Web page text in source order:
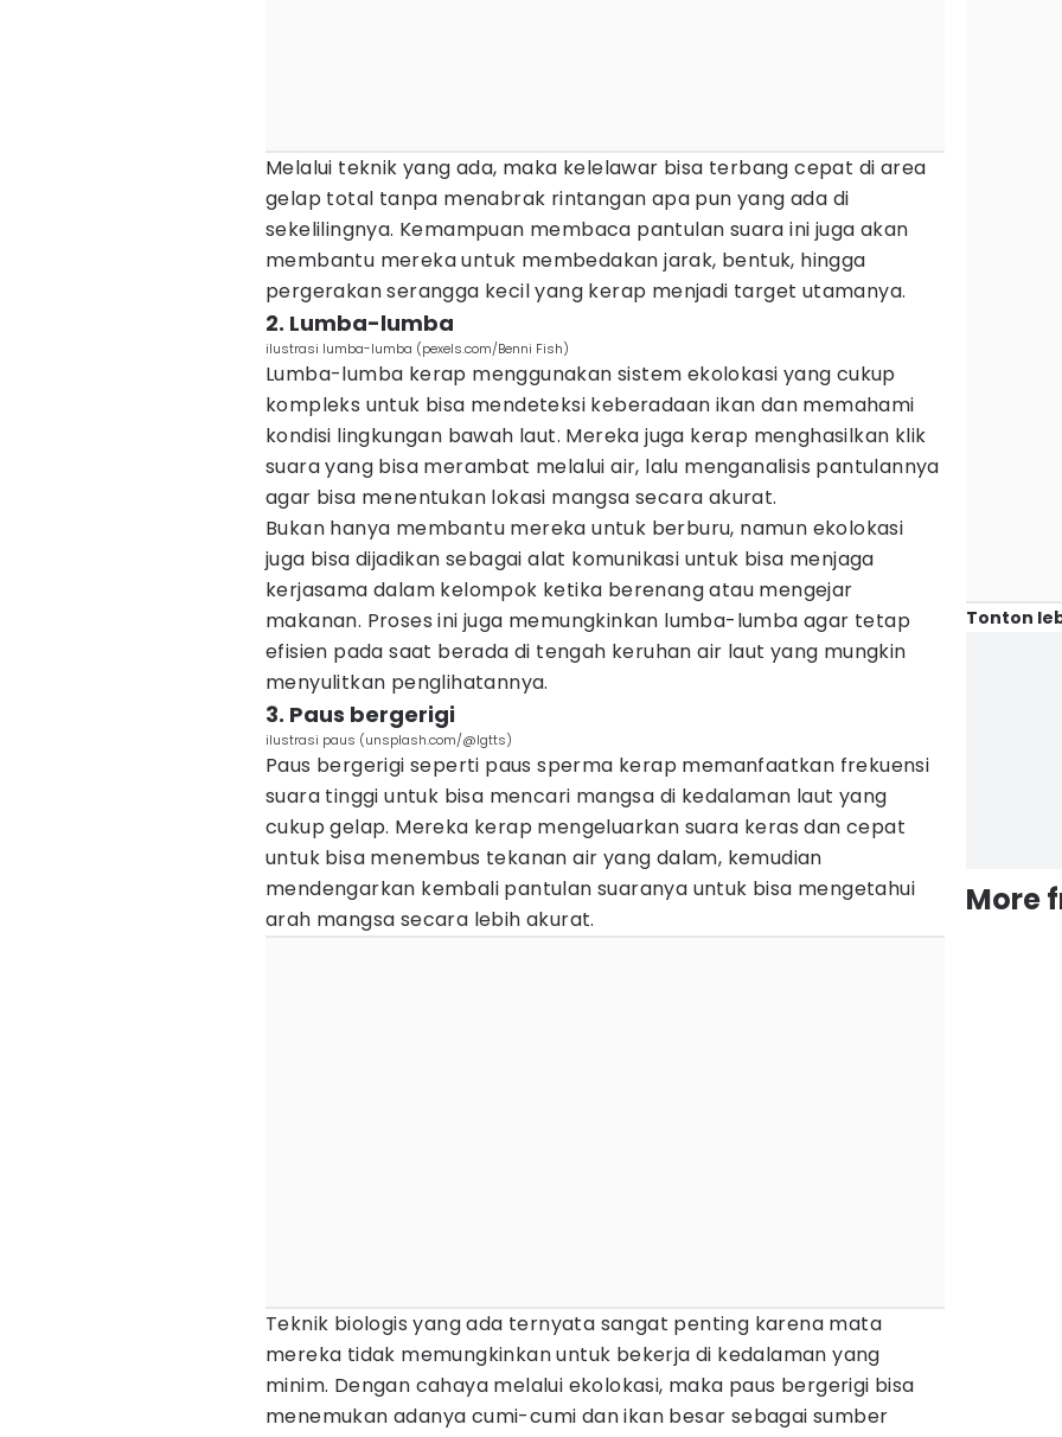
Melalui teknik yang ada, maka kelelawar bisa terbang cepat di area
gelap total tanpa menabrak rintangan apa pun yang ada di
sekelilingnya. Kemampuan membaca pantulan suara ini juga akan
membantu mereka untuk membedakan jarak, bentuk, hingga
pergerakan serangga kecil yang kerap menjadi target utamanya.
2. Lumba-lumba
ilustrasi lumba-lumba (pexels.com/Benni Fish)
Lumba-lumba kerap menggunakan sistem ekolokasi yang cukup
kompleks untuk bisa mendeteksi keberadaan ikan dan memahami
kondisi lingkungan bawah laut. Mereka juga kerap menghasilkan klik
suara yang bisa merambat melalui air, lalu menganalisis pantulannya
agar bisa menentukan lokasi mangsa secara akurat.
Bukan hanya membantu mereka untuk berburu, namun ekolokasi
juga bisa dijadikan sebagai alat komunikasi untuk bisa menjaga
kerjasama dalam kelompok ketika berenang atau mengejar
makanan. Proses ini juga memungkinkan lumba-lumba agar tetap
efisien pada saat berada di tengah keruhan air laut yang mungkin
menyulitkan penglihatannya.
3. Paus bergerigi
ilustrasi paus (unsplash.com/@lgtts)
Paus bergerigi seperti paus sperma kerap memanfaatkan frekuensi
suara tinggi untuk bisa mencari mangsa di kedalaman laut yang
cukup gelap. Mereka kerap mengeluarkan suara keras dan cepat
untuk bisa menembus tekanan air yang dalam, kemudian
mendengarkan kembali pantulan suaranya untuk bisa mengetahui
arah mangsa secara lebih akurat.
Teknik biologis yang ada ternyata sangat penting karena mata
mereka tidak memungkinkan untuk bekerja di kedalaman yang
minim. Dengan cahaya melalui ekolokasi, maka paus bergerigi bisa
menemukan adanya cumi-cumi dan ikan besar sebagai sumber
Tonton
More